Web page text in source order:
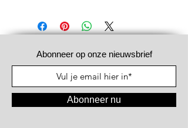
Abonneer op onze nieuwsbrief
Abonneer nu